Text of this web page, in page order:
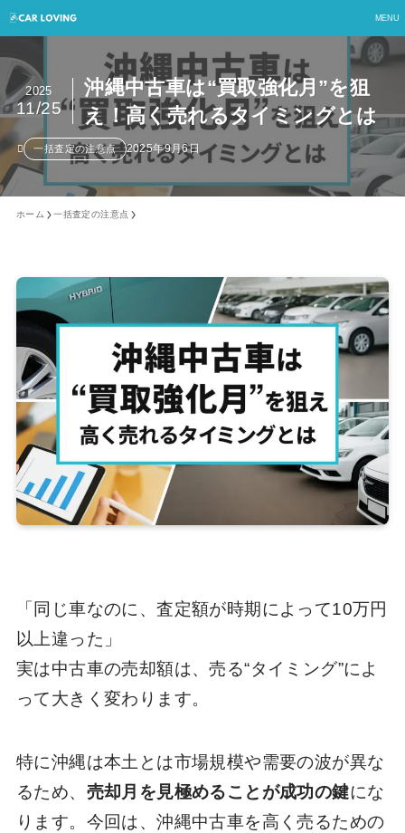
MENU
沖縄中古車は“買取強化月”を狙
え！高く売れるタイミングとは
2025
11/25
一括査定の注意点 2025年9月6日
ホーム 一括査定の注意点
「同じ車なのに、査定額が時期によって10万円
以上違った」
実は中古車の売却額は、売る“タイミング”によ
って大きく変わります。
特に沖縄は本土とは市場規模や需要の波が異な
るため、 売却月を見極めることが成功の鍵にな
ります。今回は、沖縄中古車を高く売るための